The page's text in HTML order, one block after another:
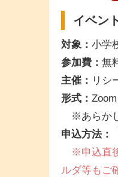
イベン
対象： 小学
参加費： 無
主催： リシ
形式：
※あらかじ
申込方法：
※申込直後
ルダ等もご